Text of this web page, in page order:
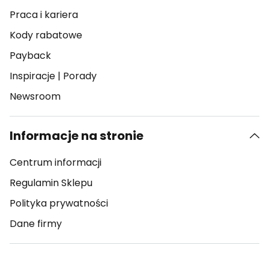
Praca i kariera
Kody rabatowe
Payback
Inspiracje | Porady
Newsroom
Informacje na stronie
Centrum informacji
Regulamin Sklepu
Polityka prywatności
Dane firmy